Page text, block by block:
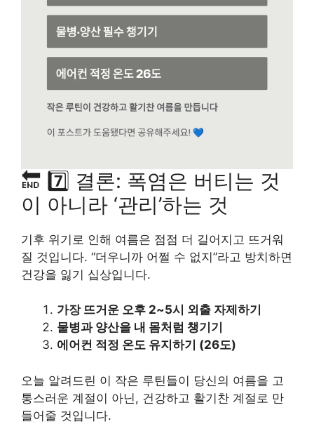
🔚 7️⃣ 결론: 폭염은 버티는 것
이 아니라 ‘관리’하는 것
기후 위기로 인해 여름은 점점 더 길어지고 뜨거워
질 것입니다. “더우니까 어쩔 수 없지”라고 방치하면
건강을 잃기 십상입니다.
가장 뜨거운 오후 2~5시 외출 자제하기
물병과 양산을 내 몸처럼 챙기기
에어컨 적정 온도 유지하기 (26도)
오늘 알려드린 이 작은 루틴들이 당신의 여름을 고
통스러운 계절이 아닌, 건강하고 활기찬 계절로 만
들어줄 것입니다.